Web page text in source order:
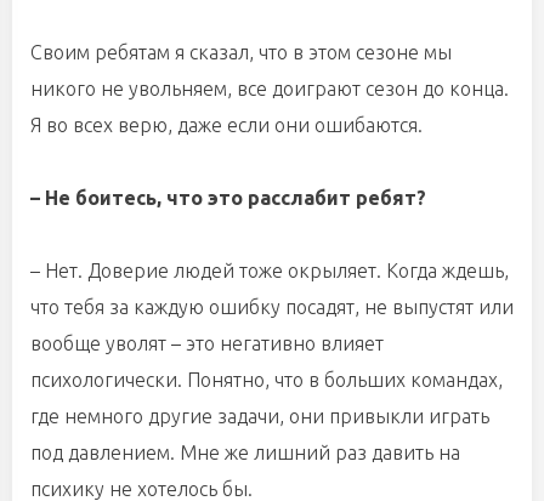
Своим ребятам я сказал, что в этом сезоне мы
никого не увольняем, все доиграют сезон до конца.
Я во всех верю, даже если они ошибаются.
– Не боитесь, что это расслабит ребят?
– Нет. Доверие людей тоже окрыляет. Когда ждешь,
что тебя за каждую ошибку посадят, не выпустят или
вообще уволят – это негативно влияет
психологически. Понятно, что в больших командах,
где немного другие задачи, они привыкли играть
под давлением. Мне же лишний раз давить на
психику не хотелось бы.